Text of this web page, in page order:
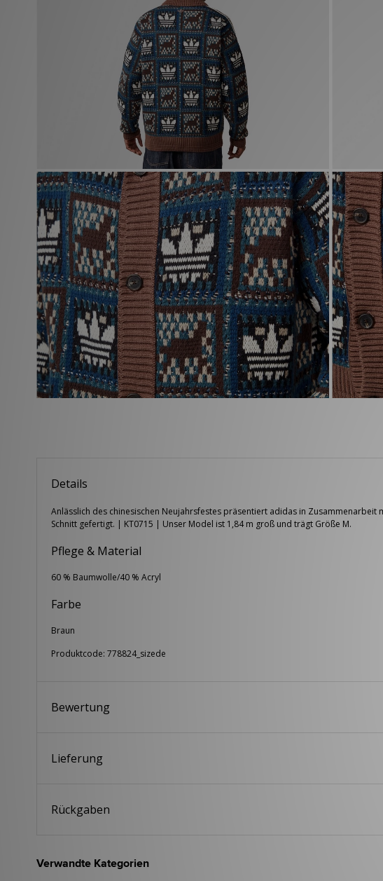
Details
Anlässlich des chinesischen Neujahrsfestes präsentiert adidas in Zusammenarbeit
Schnitt gefertigt. | KT0715 | Unser Model ist 1,84 m groß und trägt Größe M.
Pflege & Material
60 % Baumwolle/40 % Acryl
Farbe
Braun
Produktcode: 778824_sizede
Bewertung
Lieferung
Rückgaben
Verwandte Kategorien